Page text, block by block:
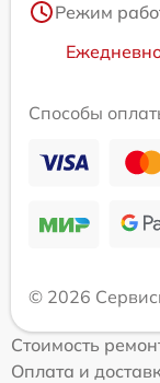
Режим
Способы
© 2026
Стоимость
Оплата и